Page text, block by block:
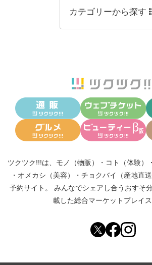
カテゴリーから探す
ツクツク!!!は、 モノ（物販） ・ コト（体験） ・
・ オメカシ（美容） ・ チョクバイ（産地直送
予約サイト。
みんなでシェアし合う おすそ
載した総合マーケットプレイス